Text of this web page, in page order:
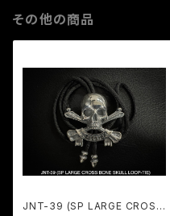
その他の商品
JNT-39 (SP LARGE CROSS